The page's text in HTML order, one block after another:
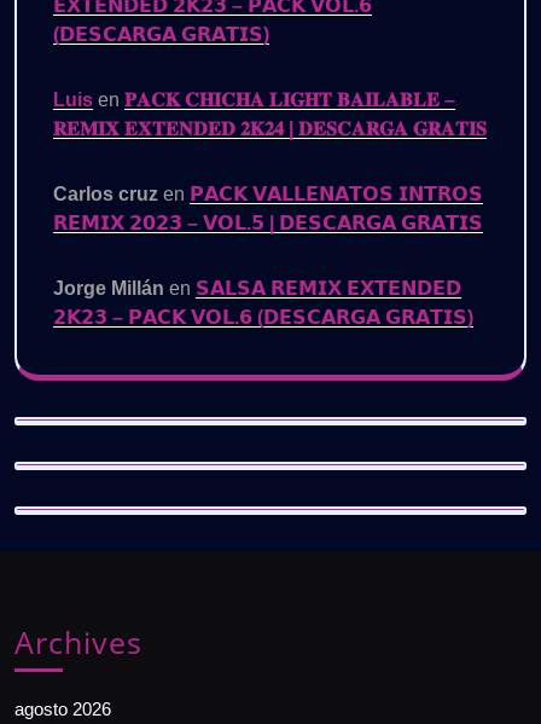
𝗘𝗫𝗧𝗘𝗡𝗗𝗘𝗗 𝟮𝗞𝟮𝟯 – 𝗣𝗔𝗖𝗞 𝗩𝗢𝗟.𝟲
(𝗗𝗘𝗦𝗖𝗔𝗥𝗚𝗔 𝗚𝗥𝗔𝗧𝗜𝗦)
Luis en 𝐏𝐀𝐂𝐊 𝐂𝐇𝐈𝐂𝐇𝐀 𝐋𝐈𝐆𝐇𝐓 𝐁𝐀𝐈𝐋𝐀𝐁𝐋𝐄 –
𝐑𝐄𝐌𝐈𝐗 𝐄𝐗𝐓𝐄𝐍𝐃𝐄𝐃 𝟐𝐊𝟐𝟒 | 𝐃𝐄𝐒𝐂𝐀𝐑𝐆𝐀 𝐆𝐑𝐀𝐓𝐈𝐒
Carlos cruz en 𝗣𝗔𝗖𝗞 𝗩𝗔𝗟𝗟𝗘𝗡𝗔𝗧𝗢𝗦 𝗜𝗡𝗧𝗥𝗢𝗦
𝗥𝗘𝗠𝗜𝗫 𝟮𝟬𝟮𝟯 – 𝗩𝗢𝗟.𝟱 | 𝗗𝗘𝗦𝗖𝗔𝗥𝗚𝗔 𝗚𝗥𝗔𝗧𝗜𝗦
Jorge Millán en 𝗦𝗔𝗟𝗦𝗔 𝗥𝗘𝗠𝗜𝗫 𝗘𝗫𝗧𝗘𝗡𝗗𝗘𝗗
𝟮𝗞𝟮𝟯 – 𝗣𝗔𝗖𝗞 𝗩𝗢𝗟.𝟲 (𝗗𝗘𝗦𝗖𝗔𝗥𝗚𝗔 𝗚𝗥𝗔𝗧𝗜𝗦)
Archives
agosto 2026